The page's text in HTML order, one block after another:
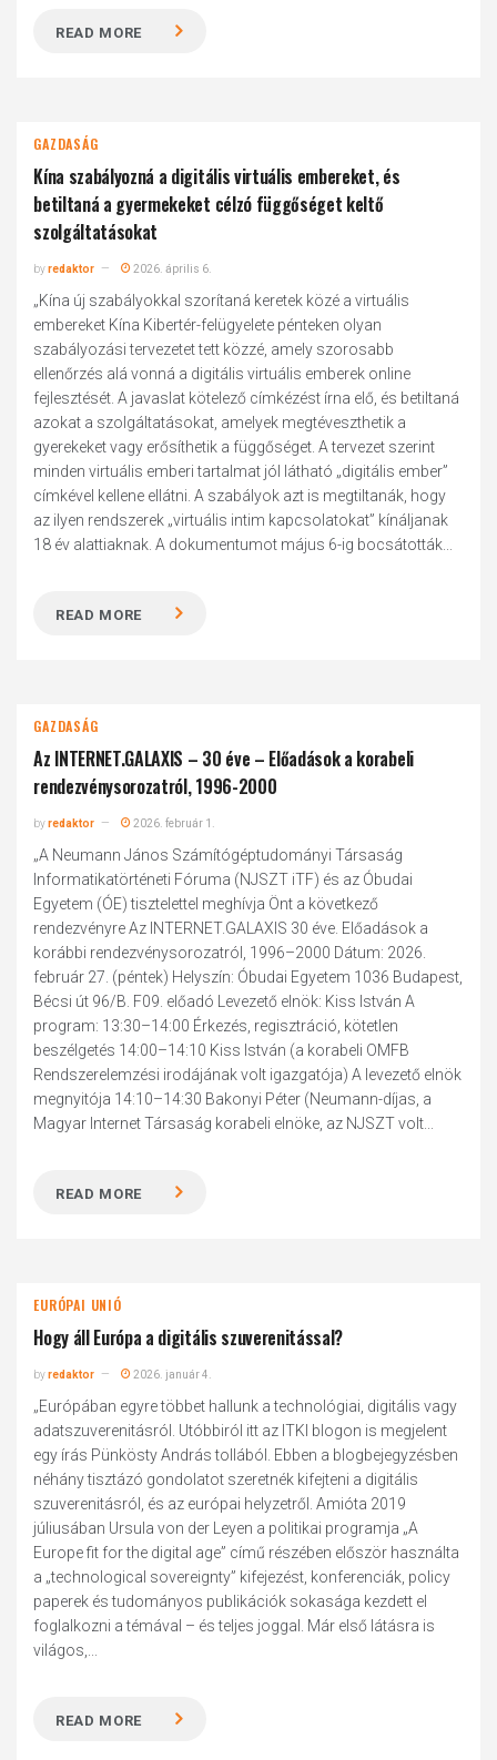
READ MORE
GAZDASÁG
Kína szabályozná a digitális virtuális embereket, és
betiltaná a gyermekeket célzó függőséget keltő
szolgáltatásokat
byredaktor 2026. április 6.
„Kína új szabályokkal szorítaná keretek közé a virtuális
embereket Kína Kibertér-felügyelete pénteken olyan
szabályozási tervezetet tett közzé, amely szorosabb
ellenőrzés alá vonná a digitális virtuális emberek online
fejlesztését. A javaslat kötelező címkézést írna elő, és betiltaná
azokat a szolgáltatásokat, amelyek megtéveszthetik a
gyerekeket vagy erősíthetik a függőséget. A tervezet szerint
minden virtuális emberi tartalmat jól látható „digitális ember”
címkével kellene ellátni. A szabályok azt is megtiltanák, hogy
az ilyen rendszerek „virtuális intim kapcsolatokat” kínáljanak
18 év alattiaknak. A dokumentumot május 6-ig bocsátották...
READ MORE
GAZDASÁG
Az INTERNET.GALAXIS – 30 éve – Előadások a korabeli
rendezvénysorozatról, 1996-2000
byredaktor 2026. február 1.
„A Neumann János Számítógéptudományi Társaság
Informatikatörténeti Fóruma (NJSZT iTF) és az Óbudai
Egyetem (ÓE) tisztelettel meghívja Önt a következő
rendezvényre Az INTERNET.GALAXIS 30 éve. Előadások a
korábbi rendezvénysorozatról, 1996–2000 Dátum: 2026.
február 27. (péntek) Helyszín: Óbudai Egyetem 1036 Budapest,
Bécsi út 96/B. F09. előadó Levezető elnök: Kiss István A
program: 13:30–14:00 Érkezés, regisztráció, kötetlen
beszélgetés 14:00–14:10 Kiss István (a korabeli OMFB
Rendszerelemzési irodájának volt igazgatója) A levezető elnök
megnyitója 14:10–14:30 Bakonyi Péter (Neumann-díjas, a
Magyar Internet Társaság korabeli elnöke, az NJSZT volt...
READ MORE
EURÓPAI UNIÓ
Hogy áll Európa a digitális szuverenitással?
byredaktor 2026. január 4.
„Európában egyre többet hallunk a technológiai, digitális vagy
adatszuverenitásról. Utóbbiról itt az ITKI blogon is megjelent
egy írás Pünkösty András tollából. Ebben a blogbejegyzésben
néhány tisztázó gondolatot szeretnék kifejteni a digitális
szuverenitásról, és az európai helyzetről. Amióta 2019
júliusában Ursula von der Leyen a politikai programja „A
Europe fit for the digital age” című részében először használta
a „technological sovereignty” kifejezést, konferenciák, policy
paperek és tudományos publikációk sokasága kezdett el
foglalkozni a témával – és teljes joggal. Már első látásra is
világos,...
READ MORE